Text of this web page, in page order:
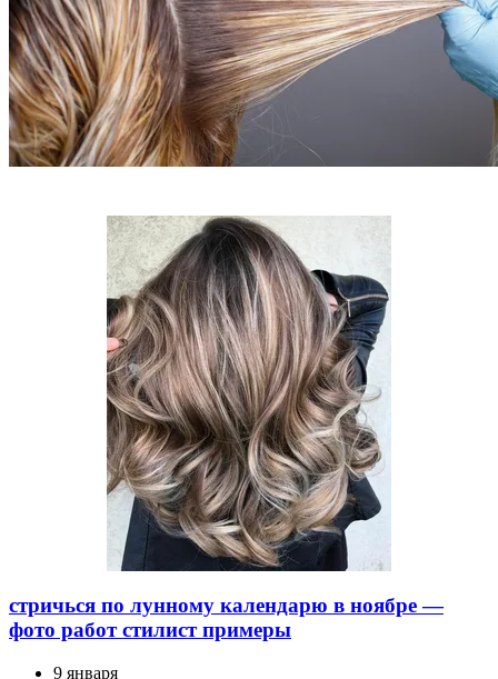
стричься по лунному календарю в ноябре —
фото работ стилист примеры
9 января